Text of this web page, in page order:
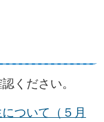
ください。
ついて（５月